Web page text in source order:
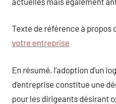
Texte de référence à propos
votre entreprise
En résumé, l’adoption d’un
d’entreprise constitue une
pour les dirigeants désirant